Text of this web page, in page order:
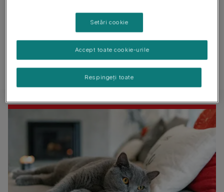
blânzi” ai lumii pisicilor. Sunt iubitoare și afectuoase cu
oamenii și cu alte animale. Pisicile British Shorthair nu
corespondentele lor orientale și nici nu au firea curioasă
care le bagă în bucluc pe multe dintre pisicile orientale!
Setări cookie
Respingeți toate
Accept toate cookie-urile